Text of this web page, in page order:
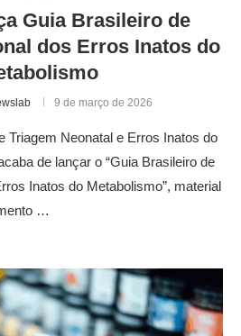
Guia Brasileiro de
dos Erros Inatos do
9 de março de 2026
Triagem Neonatal e Erros Inatos do
de lançar o “Guia Brasileiro de
Inatos do Metabolismo”, material
…